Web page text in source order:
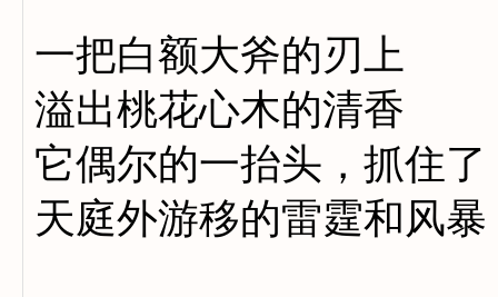
一把白额大斧的刃上
溢出桃花心木的清香
它偶尔的一抬头，抓住了
天庭外游移的雷霆和风暴